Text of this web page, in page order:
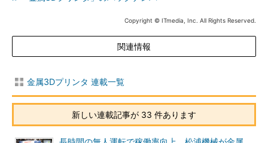
Copyright © ITmedia, Inc. All Rights Reserved.
関連情報
金属3Dプリンタ 連載一覧
新しい連載記事が 33 件あります